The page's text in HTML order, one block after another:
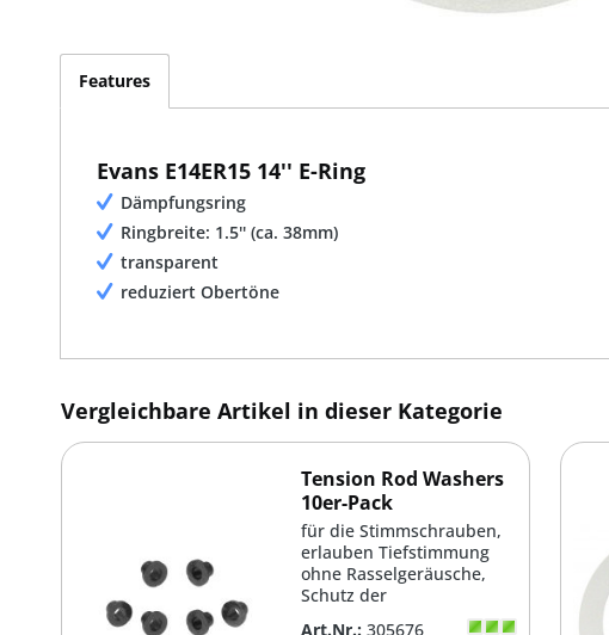
Features
Evans E14ER15 14'' E-Ring
Dämpfungsring
Ringbreite: 1.5'' (ca. 38mm)
transparent
reduziert Obertöne
Vergleichbare Artikel in dieser Kategorie
Tension Rod Washers
10er-Pack
für die Stimmschrauben,
erlauben Tiefstimmung
ohne Rasselgeräusche,
Schutz der
Verchromung,kein Metall
Art.Nr.: 305676